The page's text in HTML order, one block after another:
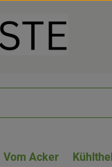
Vom Acker